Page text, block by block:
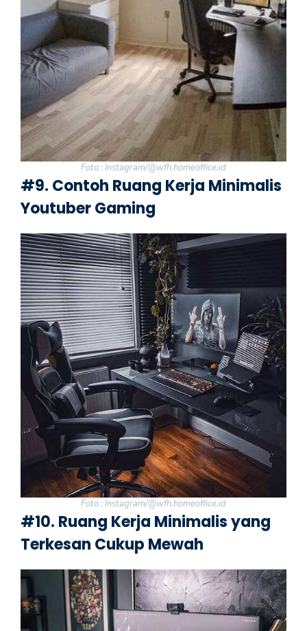
Foto : Instagram/@wfh.homeoffice.id
#9. Contoh Ruang Kerja Minimalis
Youtuber Gaming
Foto : Instagram/@wfh.homeoffice.id
#10. Ruang Kerja Minimalis yang
Terkesan Cukup Mewah